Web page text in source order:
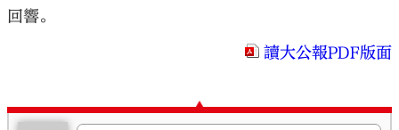
回響。
讀大公報PDF版面